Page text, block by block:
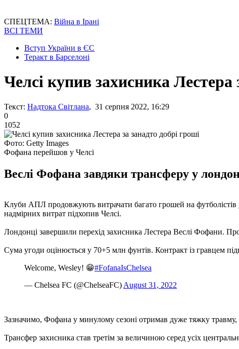
СПЕЦТЕМА: Війна в Ірані
ВСІ ТЕМИ
Вступ України в ЄС
Теракт в Барселоні
Челсі купив захисника Лестера
Текст: Надтока Світлана, 31 серпня 2022, 16:29
0
1052
Фото: Getty Images
Фофана перейшов у Челсі
Веслі Фофана завдяки трансферу у
Клуби АПЛ продовжують витрачати багато грошей на футболістів
надмірних витрат підхопив Челсі.
Лондонці завершили перехід захисника Лестера Веслі Фофани.
Сума угоди оцінюється у 70+5 млн фунтів. Контракт із гравцем
Welcome, Wesley! 😁#FofanaIsChelsea
— Chelsea FC (@ChelseaFC) August 31, 2022
Зазначимо, Фофана у минулому сезоні отримав дуже тяжку травму,
Трансфер захисника став третім за величиною серед усіх